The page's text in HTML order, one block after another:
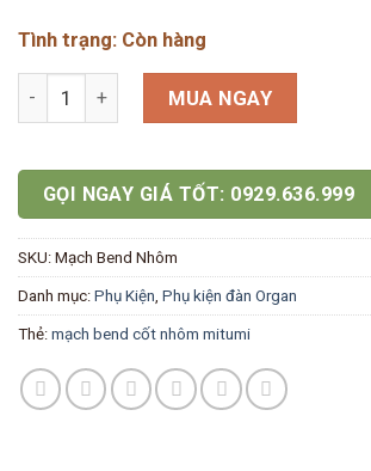
Tình trạng: Còn hàng
Mạch Bend Đàn Organ Yamaha Cốt Nhôm
MUA NGAY
GỌI NGAY GIÁ TỐT: 0929.636.999
SKU: Mạch Bend Nhôm
Danh mục: Phụ Kiện Phụ kiện đàn Organ
Thẻ: mạch bend cốt nhôm mitumi